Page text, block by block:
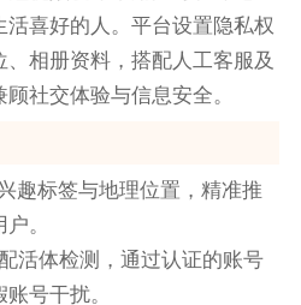
喜好的人。平台设置隐私权
相册资料，搭配人工客服及
社交体验与信息安全。
趣标签与地理位置，精准推
。
活体检测，通过认证的账号
号干扰。